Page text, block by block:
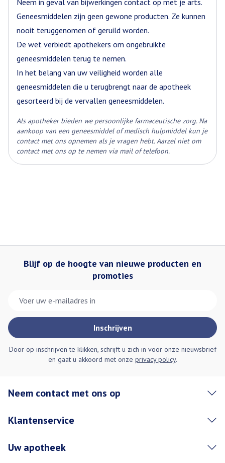
Hartaandoeningen
als het tegelijkertijd wordt toegediend.
toedieningen dient te worden gerespecteerd, zelfs in het
geval van uitbraken van de dosis
De maximale aanbevolen behandelingsduur is 5 dagen.
Verpakking
1
Actieve
Ingrediënten
metoclopramide hydrochloride
Behoud Kamertemperatuur (15°C - 25°C)
Neem in geval van bijwerkingen contact op met je arts.
Geneesmiddelen zijn geen gewone producten. Ze kunnen
nooit teruggenomen of geruild worden.
De wet verbiedt apothekers om ongebruikte
geneesmiddelen terug te nemen.
In het belang van uw veiligheid worden alle
geneesmiddelen die u terugbrengt naar de apotheek
gesorteerd bij de vervallen geneesmiddelen.
Als apotheker bieden we persoonlijke farmaceutische zorg. Na
aankoop van een geneesmiddel of medisch hulpmiddel kun je
contact met ons opnemen als je vragen hebt. Aarzel niet om
contact met ons op te nemen via mail of telefoon.
Blijf op de hoogte van nieuwe producten en
promoties
Inschrijven
Door op inschrijven te klikken, schrijft u zich in voor onze nieuwsbrief
en gaat u akkoord met onze privacy policy.
Neem contact met ons op
Klantenservice
Uw apotheek